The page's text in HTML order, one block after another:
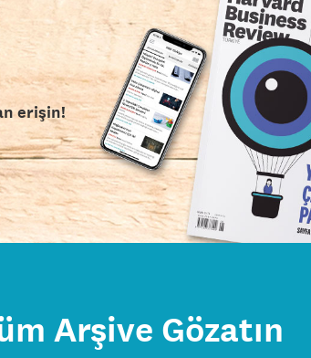
erişin!
Arşive Gözatın